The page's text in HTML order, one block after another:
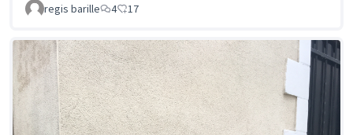
regis barille 4 17